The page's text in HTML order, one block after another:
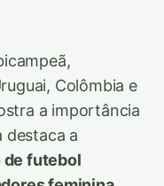
Colômbia e
a importância
destaca a
futebol